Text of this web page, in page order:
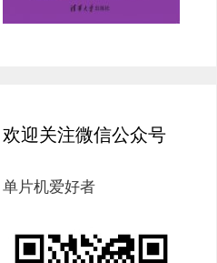
欢迎关注微信公众号
单片机爱好者